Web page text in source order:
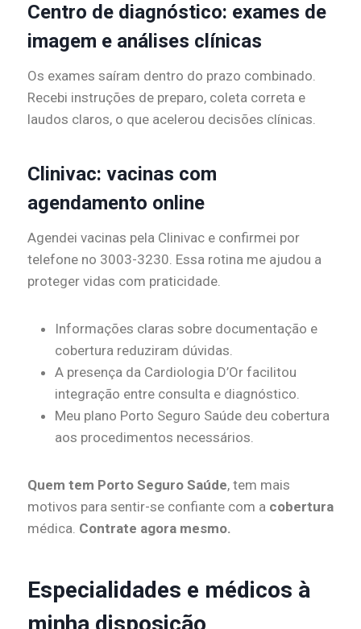
Centro de diagnóstico: exames de
imagem e análises clínicas
Os exames saíram dentro do prazo combinado.
Recebi instruções de preparo, coleta correta e
laudos claros, o que acelerou decisões clínicas.
Clinivac: vacinas com
agendamento online
Agendei vacinas pela Clinivac e confirmei por
telefone no 3003-3230. Essa rotina me ajudou a
proteger vidas com praticidade.
Informações claras sobre documentação e
cobertura reduziram dúvidas.
A presença da Cardiologia D’Or facilitou
integração entre consulta e diagnóstico.
Meu plano Porto Seguro Saúde deu cobertura
aos procedimentos necessários.
Quem tem Porto Seguro Saúde, tem mais
motivos para sentir-se confiante com a cobertura
médica. Contrate agora mesmo.
Especialidades e médicos à